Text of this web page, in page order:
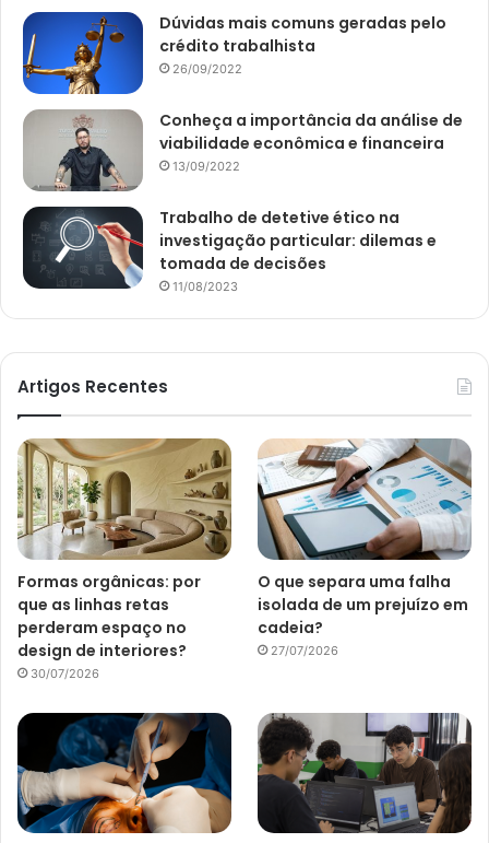
Dúvidas mais comuns geradas pelo
crédito trabalhista
26/09/2022
Conheça a importância da análise de
viabilidade econômica e financeira
13/09/2022
Trabalho de detetive ético na
investigação particular: dilemas e
tomada de decisões
11/08/2023
Artigos Recentes
Formas orgânicas: por
que as linhas retas
perderam espaço no
design de interiores?
30/07/2026
O que separa uma falha
isolada de um prejuízo em
cadeia?
27/07/2026